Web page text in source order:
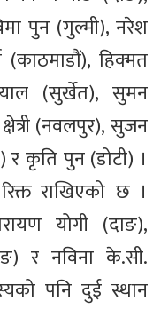
पुन (गुल्मी), नरेश
(काठमाडौं), हिक्मत
(सुर्खेत), सुमन
(नवलपुर), सुजन
र कृति पुन (डोटी) ।
राखिएको छ ।
योगी (दाङ),
र नविना के.सी.
पनि दुई स्थान